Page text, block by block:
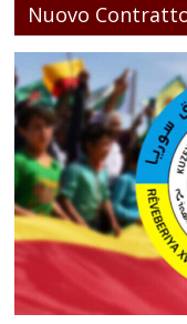
Nuovo